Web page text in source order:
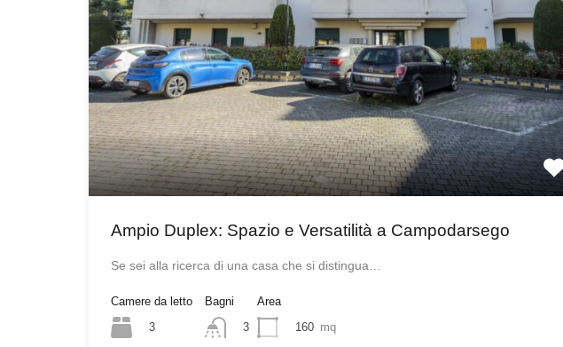
Ampio Duplex: Spazio e Versatilità a Campodarsego
Se sei alla ricerca di una casa che si distingua…
Camere da letto
3
Bagni
3
Area
160 mq